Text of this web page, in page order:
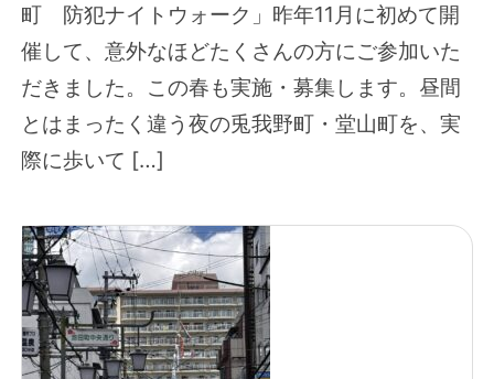
町 防犯ナイトウォーク」昨年11月に初めて開
催して、意外なほどたくさんの方にご参加いた
だきました。この春も実施・募集します。昼間
とはまったく違う夜の兎我野町・堂山町を、実
際に歩いて […]